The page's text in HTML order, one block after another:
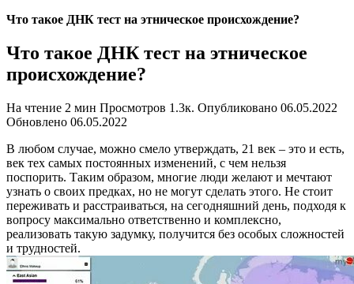
Что такое ДНК тест на этническое происхождение?
Что такое ДНК тест на этническое
происхождение?
На чтение 2 мин Просмотров 1.3к. Опубликовано 06.05.2022
Обновлено 06.05.2022
В любом случае, можно смело утверждать, 21 век – это и есть,
век тех самых постоянных изменений, с чем нельзя
поспорить. Таким образом, многие люди желают и мечтают
узнать о своих предках, но не могут сделать этого. Не стоит
переживать и расстраиваться, на сегодняшний день, подходя к
вопросу максимально ответственно и комплексно,
реализовать такую задумку, получится без особых сложностей
и трудностей.